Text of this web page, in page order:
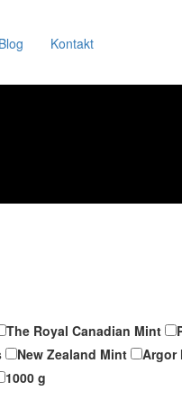
Blog Kontakt
The Royal Canadian Mint
New Zealand Mint Argor
1000 g